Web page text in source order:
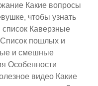
Какие вопросы
чтобы узнать
Каверзные
пошлых и
и смешные
Особенности
видео Какие